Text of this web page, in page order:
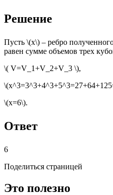
Решение
Пусть \(x\) – ребро
равен сумме объемов трех
\( V=V_1+V_2+V_3 \),
\(x=6\).
Ответ
6
Поделиться страницей
Это полезно